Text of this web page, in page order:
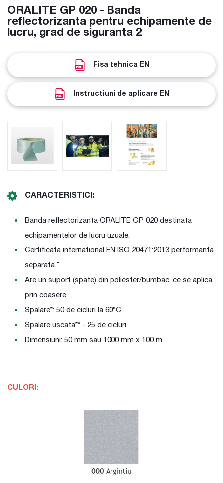
ORALITE GP 020 - Banda
reflectorizanta pentru echipamente de
lucru, grad de siguranta 2
Fisa tehnica EN
Instructiuni de aplicare EN
CARACTERISTICI:
Banda reflectorizanta ORALITE GP 020 destinata
echipamentelor de lucru uzuale.
Certificata international EN ISO 20471:2013 performanta
separata.”
Are un suport (spate) din poliester/bumbac, ce se aplica
prin coasere.
Spalare*: 50 de cicluri la 60°C.
Spalare uscata** - 25 de cicluri.
Dimensiuni: 50 mm sau 1000 mm x 100 m.
CULORI: